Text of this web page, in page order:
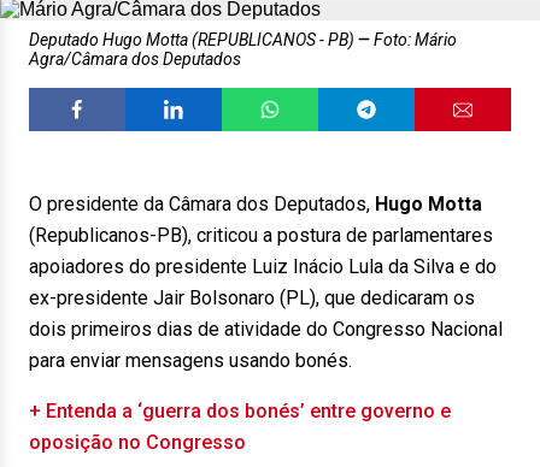
Deputado Hugo Motta (REPUBLICANOS - PB)
Foto: Mário
Agra/Câmara dos Deputados
O presidente da Câmara dos Deputados, Hugo Motta
(Republicanos-PB), criticou a postura de parlamentares
apoiadores do presidente Luiz Inácio Lula da Silva e do
ex-presidente Jair Bolsonaro (PL), que dedicaram os
dois primeiros dias de atividade do Congresso Nacional
para enviar mensagens usando bonés.
+ Entenda a ‘guerra dos bonés’ entre governo e
oposição no Congresso